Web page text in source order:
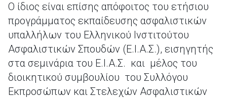
Ο ίδιος είναι επίσης απόφοιτος του ετήσιου
προγράμματος εκπαίδευσης ασφαλιστικών
υπαλλήλων του Ελληνικού Ινστιτούτου
Ασφαλιστικών Σπουδών (Ε.Ι.Α.Σ.), εισηγητής
στα σεμινάρια του Ε.Ι.Α.Σ. και μέλος του
διοικητικού συμβουλίου του Συλλόγου
Εκπροσώπων και Στελεχών Ασφαλιστικών